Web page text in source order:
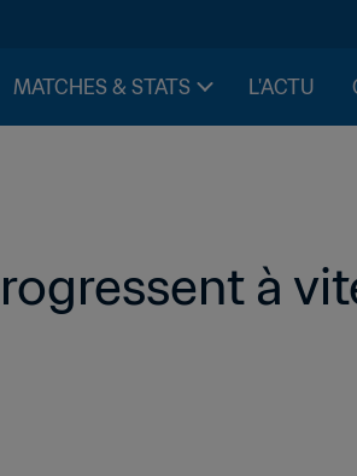
MATCHES & STATS L'ACTU
à